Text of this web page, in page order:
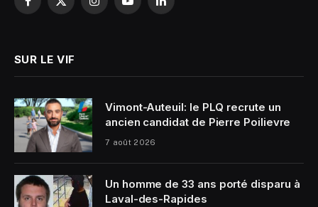
Facebook
X
InstagramYouTubeLinkedIn
SUR LE VIF
Vimont-Auteuil: le PLQ recrute un
ancien candidat de Pierre Poilievre
7 août 2026
Un homme de 33 ans porté disparu à
Laval-des-Rapides